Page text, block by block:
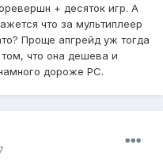
+ десяток игр. А
что за мультиплеер
Проще апгрейд уж тогда
что она дешева и
дороже PC.